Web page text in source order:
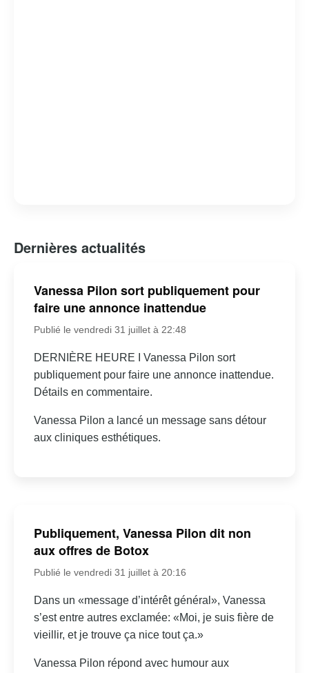
Dernières actualités
Vanessa Pilon sort publiquement pour
faire une annonce inattendue
Publié le vendredi 31 juillet à 22:48
DERNIÈRE HEURE I Vanessa Pilon sort
publiquement pour faire une annonce inattendue.
Détails en commentaire.
Vanessa Pilon a lancé un message sans détour
aux cliniques esthétiques.
Publiquement, Vanessa Pilon dit non
aux offres de Botox
Publié le vendredi 31 juillet à 20:16
Dans un «message d’intérêt général», Vanessa
s’est entre autres exclamée: «Moi, je suis fière de
vieillir, et je trouve ça nice tout ça.»
Vanessa Pilon répond avec humour aux